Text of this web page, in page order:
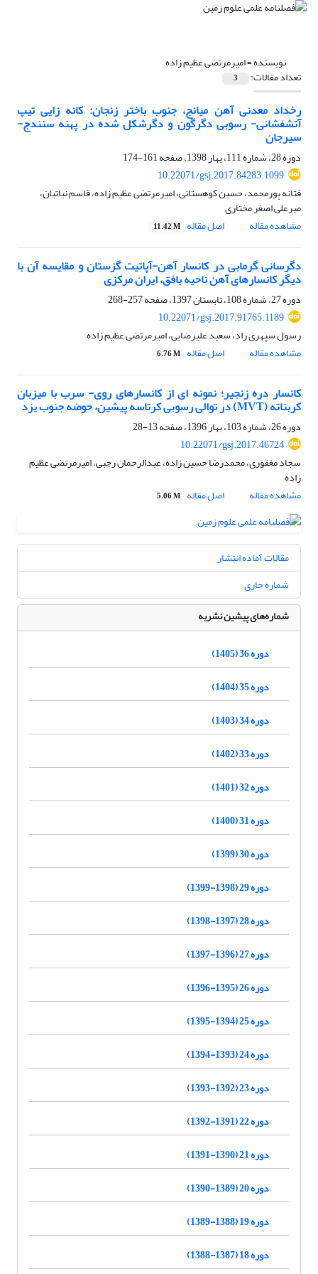
نویسنده =امیرمرتضی عظیم زاده
تعداد مقالات: 3
رخداد معدنی آهن میانج، جنوب باختر زنجان: کانه زایی تیپ
آتشفشانی- رسوبی دگرگون و دگرشکل شده در پهنه سنندج-
سیرجان
دوره 28، شماره 111، بهار 1398، صفحه
161-174
10.22071/gsj.2017.84283.1099
فتانه پورمحمد، حسین کوهستانی، امیرمرتضی عظیم زاده، قاسم نباتیان،
میرعلی اصغر مختاری
مشاهده مقاله
اصل مقاله 11.42 M
دگرسانی گرمابی در کانسار آهن-آپاتیت گزستان و مقایسه آن با
دیگر کانسارهای آهن ناحیه بافق، ایران مرکزی
دوره 27، شماره 108، تابستان 1397، صفحه
257-268
10.22071/gsj.2017.91765.1189
رسول سپهری راد، سعید علیرضایی، امیرمرتضی عظیم زاده
مشاهده مقاله
اصل مقاله 6.76 M
کانسار دره زنجیر؛ نمونه ای از کانسارهای روی- سرب با میزبان
کربناته (MVT) در توالی رسوبی کرتاسه پیشین، حوضه جنوب یزد
دوره 26، شماره 103، بهار 1396، صفحه
13-28
10.22071/gsj.2017.46724
سجاد مغفوری، محمدرضا حسین زاده، عبدالرحمان رجبی، امیرمرتضی عظیم
زاده
مشاهده مقاله
اصل مقاله 5.06 M
مقالات آماده انتشار
شماره جاری
شماره‌های پیشین نشریه
دوره 36 (1405)
دوره 35 (1404)
دوره 34 (1403)
دوره 33 (1402)
دوره 32 (1401)
دوره 31 (1400)
دوره 30 (1399)
دوره 29 (1398-1399)
دوره 28 (1397-1398)
دوره 27 (1396-1397)
دوره 26 (1395-1396)
دوره 25 (1394-1395)
دوره 24 (1393-1394)
دوره 23 (1392-1393)
دوره 22 (1391-1392)
دوره 21 (1390-1391)
دوره 20 (1389-1390)
دوره 19 (1388-1389)
دوره 18 (1387-1388)